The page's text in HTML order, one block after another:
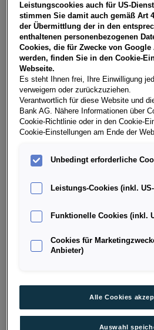
911 Targa 4 GTS
6850 Dornbirn , Vorarlberg
Erstzulassung
06/2026
Leistung
485 PS (358 kW)
Kilometerstand
6.000 km
Kombinierter
Elektromotor
Fahrzeug &
Leistungscookies auch für US-
stimmen Sie damit auch gemäß Art
der Übermittlung der in den
enthaltenen personenbezogenen
Cookies, die für Zwecke von
werden, finden Sie in den Cookie-
Webseite.
Es steht Ihnen frei, Ihre Einwilligung
verweigern oder zurückzuziehen.
Verantwortlich für diese Website und
Bank AG. Nähere Informationen über
Cookie-Richtlinie oder in den Cookie-
Cookie-Einstellungen am Ende der
Unbedingt erforderliche
Leistungs-Cookies (inkl.
Funktionelle Cookies (inkl.
Cookies für
Anbieter)
Alle Cookies
Auswahl